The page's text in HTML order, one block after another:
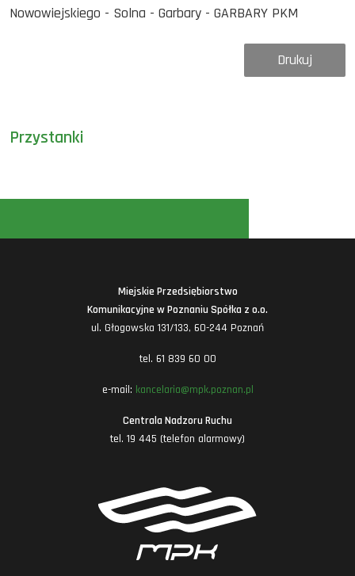
Przystanki
Nowowiejskiego - Solna - Garbary - GARBARY PKM
Drukuj
Miejskie Przedsiębiorstwo
Komunikacyjne w Poznaniu Spółka z o.o.
ul. Głogowska 131/133, 60-244 Poznań
tel. 61 839 60 00
e-mail: kancelaria@mpk.poznan.pl
Centrala Nadzoru Ruchu
tel. 19 445 (telefon alarmowy)